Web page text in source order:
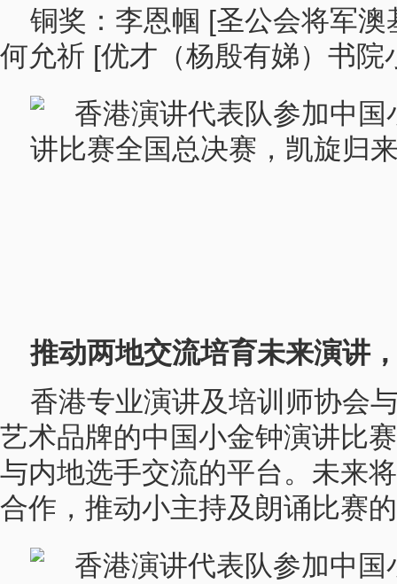
铜奖：李恩帼 [圣公会将军
何允祈 [优才（杨殷有娣）书院
推动两地交流培育未来演讲
香港专业演讲及培训师协会
艺术品牌的中国小金钟演讲比
与内地选手交流的平台。未来
合作，推动小主持及朗诵比赛